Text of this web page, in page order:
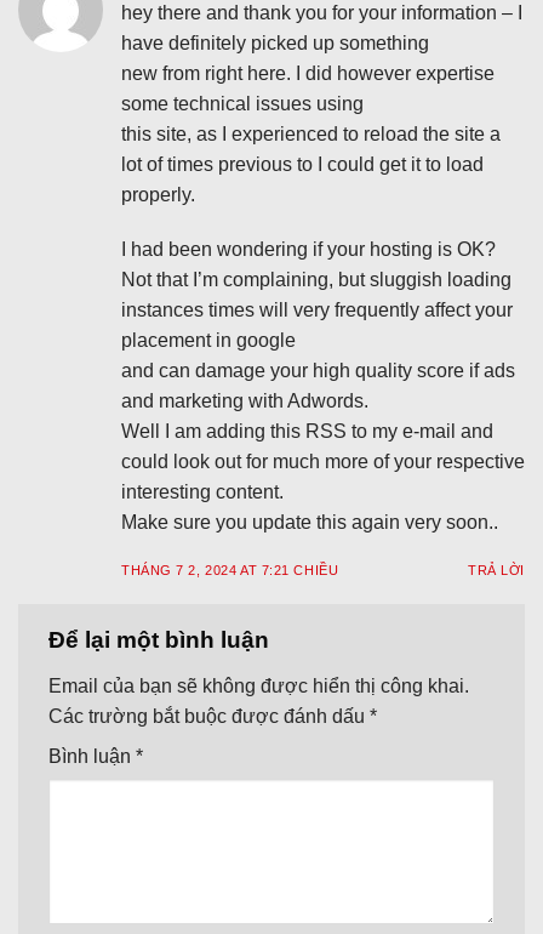
hey there and thank you for your information – I
have definitely picked up something
new from right here. I did however expertise
some technical issues using
this site, as I experienced to reload the site a
lot of times previous to I could get it to load
properly.
I had been wondering if your hosting is OK?
Not that I’m complaining, but sluggish loading
instances times will very frequently affect your
placement in google
and can damage your high quality score if ads
and marketing with Adwords.
Well I am adding this RSS to my e-mail and
could look out for much more of your respective
interesting content.
Make sure you update this again very soon..
THÁNG 7 2, 2024 AT 7:21 CHIỀU TRẢ LỜI
Để lại một bình luận
Email của bạn sẽ không được hiển thị công khai.
Các trường bắt buộc được đánh dấu *
Bình luận *